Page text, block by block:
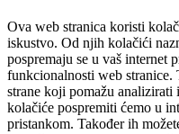
Ova web stranica koristi
iskustvo. Od njih kolačići
pospremaju se u vaš internet
funkcionalnosti web stranice.
strane koji pomažu
kolačiće pospremiti ćemo u
pristankom. Također ih